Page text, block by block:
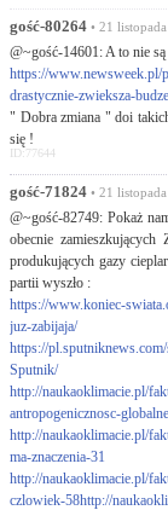
gość-80264 • 21
@~gość-14601: A to nie
https://www.newsweek.pl/
drastycznie-zwieksza-
" Dobra zmiana " doi
się !
ID:77644
gość-71824 • 21
@~gość-82749: Pokaż
obecnie
produkujących gazy
partii wyszło :
https://www.koniec-
juz-zabijaja/
https://
Sputnik/
http://naukaoklimacie.pl/
antropogenicznosc-
http://naukaoklimacie.pl/
ma-znaczenia-31
http://naukaoklimacie.pl/
czlowiek-58http://